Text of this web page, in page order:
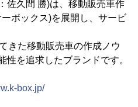
佐久間 勝)は、移動販売車作
ボックス)を展開し、サービ
きた移動販売車の作成ノウ
性を追求したブランドです。
box.jp/